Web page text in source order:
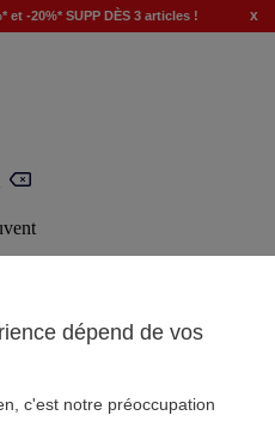
-20%* SUPP DÈS 3 articles ! x
dépend de vos
c'est notre préoccupation